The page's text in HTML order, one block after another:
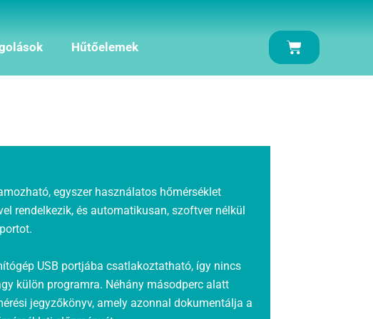
Hűtőelemek Kosár
egyszer használatos hőmérséklet
rendelkezik, és automatikusan, szoftver nélkül
USB portjába csatlakoztatható, így nincs
külön programra. Néhány másodperc alatt
jegyzőkönyv, amely azonnal dokumentálja a